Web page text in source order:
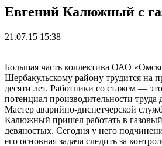
Евгений Калюжный с
21.07.15 15:38
Большая часть коллектива ОАО
Шербакульскому району трудится на
десяти лет. Работники со стажем —
потенциал производительности
Мастер аварийно-диспетчерской
Калюжный пришел работать в газовый
девяностых. Сегодня у него
его основная задача следить за